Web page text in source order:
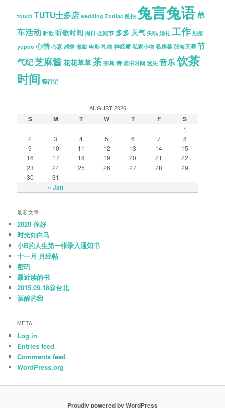
touch TUTU士多店 wedding Zodiac 乱拍 兔言兔语单
车活动 听歌 听歌时间 周日 圣诞节 多多 天气 失眠 婚礼 工作 彤彤
yupoo 心情 心意 感情 激励 电影 礼物 神经质 私家小物 私房菜 股海无涯 节
气纪芝麻酱花花草草茶 茶具 诗 读书时间 迷失 音乐饮茶
时间 骑行记
AUGUST 2026
S M T W T F S
« Jan
1
2
3 4 5 6 7
8
9
10 11 12 13 14
15
16
17 18 19 20 21
22
23
24 25 26 27 28
29
30
31
最新文章
2020 你好
时光如白马
小B的人生第一张录入通知书
十一月 月经帖
密码
最近读的书
2015.09.18@台北
酒醉的我
META
Log in
Entries feed
Comments feed
WordPress.org
Proudly powered by WordPress